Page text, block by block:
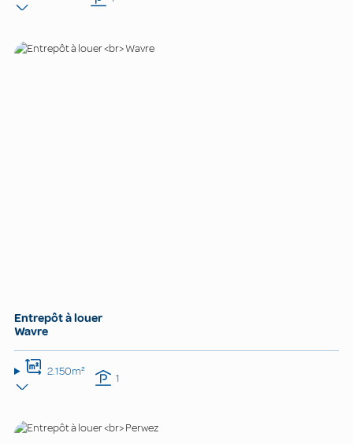
Entrepôt à louer
Wavre
2.150m² 1